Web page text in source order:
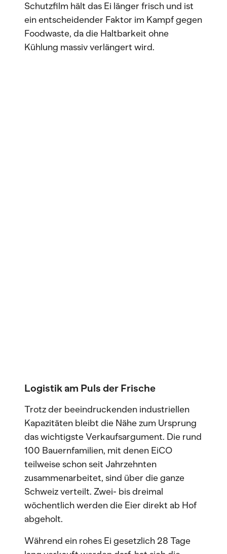
Schutzfilm hält das Ei länger frisch und ist
ein entscheidender Faktor im Kampf gegen
Foodwaste, da die Haltbarkeit ohne
Kühlung massiv verlängert wird.
Logistik am Puls der Frische
Trotz der beeindruckenden industriellen
Kapazitäten bleibt die Nähe zum Ursprung
das wichtigste Verkaufsargument. Die rund
100 Bauernfamilien, mit denen EiCO
teilweise schon seit Jahrzehnten
zusammenarbeitet, sind über die ganze
Schweiz verteilt. Zwei- bis dreimal
wöchentlich werden die Eier direkt ab Hof
abgeholt.
Während ein rohes Ei gesetzlich 28 Tage